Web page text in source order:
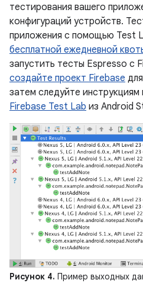
тестирования вашего
конфигураций устройств.
приложения с помощью Test
бесплатной ежедневной
запустить тесты Espresso с
создайте проект Firebase
затем следуйте инструкциям
Firebase Test Lab из Android
Рисунок 4. Пример выходных